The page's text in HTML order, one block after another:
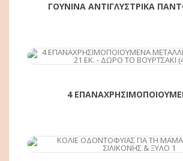
ΓΟΥΝΙΝΑ ΑΝΤΙΓΛΥΣΤΡΙΚΑ
ΑΓΟΡΆ
4
ΑΓΟΡΆ